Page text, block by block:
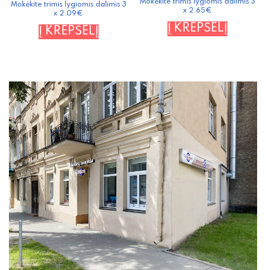
Mokėkite trimis lygiomis dalimis 3
x 2.09€
Į KREPŠELĮ
Mokėkite trimis lygiomis dalimis 3
x 2.65€
Į KREPŠELĮ